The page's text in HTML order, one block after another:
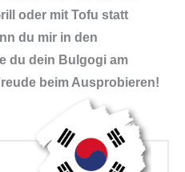
oder mit Tofu statt
du mir in den
du dein Bulgogi am
beim Ausprobieren!